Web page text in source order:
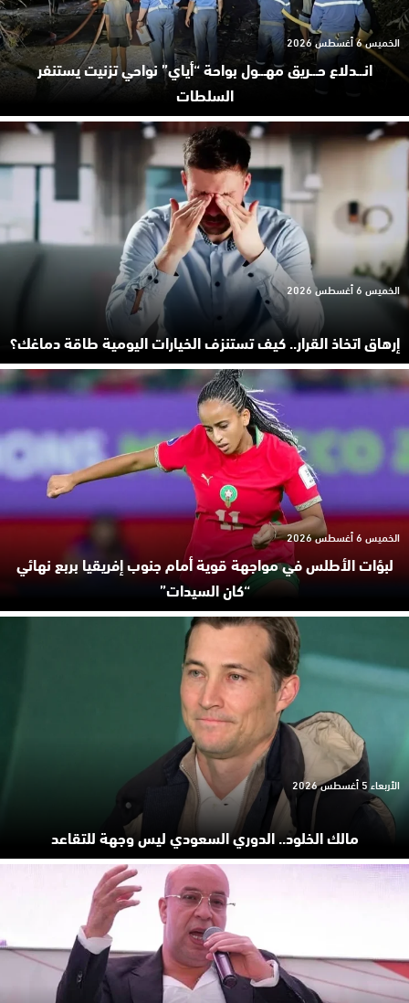
انـ.ـدلاع حـ.ـريق مهـ.ـول بواحة “أياي” نواحي تزنيت يستنفر
السلطات
الخميس 6 أغسطس 2026
إرهاق اتخاذ القرار.. كيف تستنزف الخيارات اليومية طاقة دماغك؟
الخميس 6 أغسطس 2026
لبؤات الأطلس في مواجهة قوية أمام جنوب إفريقيا بربع نهائي
“كان السيدات”
الخميس 6 أغسطس 2026
مالك الخلود.. الدوري السعودي ليس وجهة للتقاعد
الأربعاء 5 أغسطس 2026